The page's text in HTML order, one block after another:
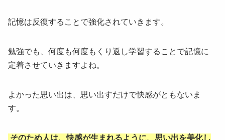
記憶は反復することで強化されていきます。
勉強でも、何度も何度もくり返し学習することで記憶に
定着させていきますよね。
よかった思い出は、思い出すだけで快感がともないま
す。
そのため人は、快感が生まれるように、思い出を美化し